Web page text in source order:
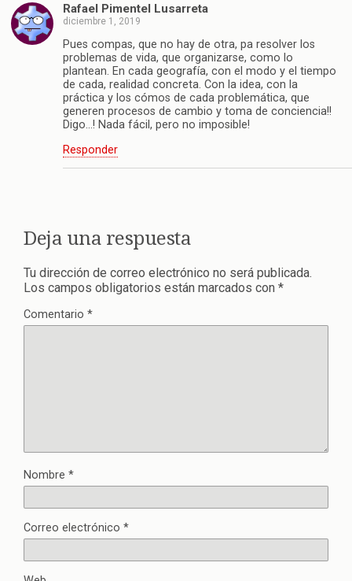
Rafael Pimentel Lusarreta
diciembre 1, 2019
Pues compas, que no hay de otra, pa resolver los
problemas de vida, que organizarse, como lo
plantean. En cada geografía, con el modo y el tiempo
de cada, realidad concreta. Con la idea, con la
práctica y los cómos de cada problemática, que
generen procesos de cambio y toma de conciencia!!
Digo…! Nada fácil, pero no imposible!
Responder
Deja una respuesta
Tu dirección de correo electrónico no será publicada.
Los campos obligatorios están marcados con *
Comentario *
Nombre *
Correo electrónico *